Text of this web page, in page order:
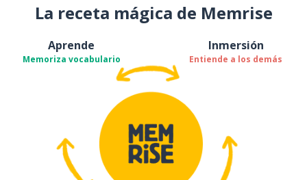
La receta mágica de Memrise
Aprende
Memoriza vocabulario
Inmersión
Entiende a los demás